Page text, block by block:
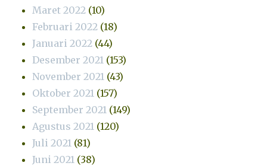
Maret 2022 (10)
Februari 2022 (18)
Januari 2022 (44)
Desember 2021 (153)
November 2021 (43)
Oktober 2021 (157)
September 2021 (149)
Agustus 2021 (120)
Juli 2021 (81)
Juni 2021 (38)